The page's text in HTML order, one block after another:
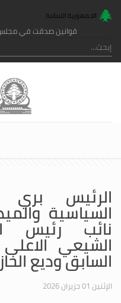
الجمهورية اللبنانية
قوانين صدقت في مجلس
الرئيس بري
السياسية
نائب رئيس
الشيعي الاعلى
السابق وديع
الإثنين 01 حزيران 2026